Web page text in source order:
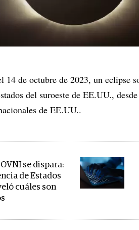
14 de octubre de 2023, un eclipse
del suroeste de EE.UU.,
de EE.UU..
se dispara:
de Estados
cuáles son